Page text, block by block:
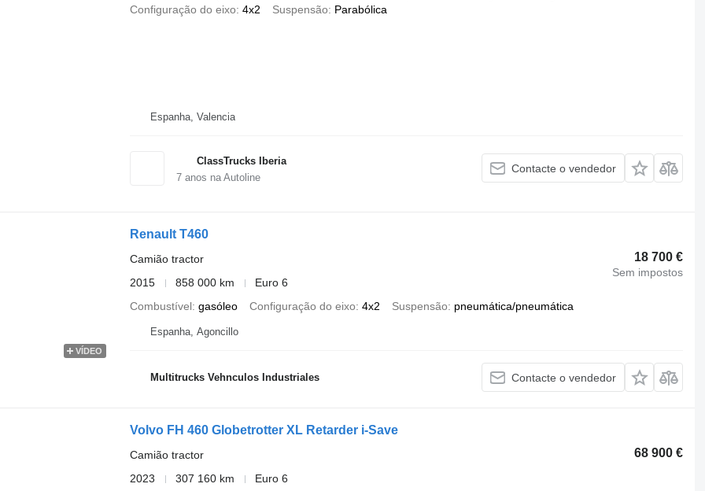
Configuração do eixo 4x2 Suspensão Parabólica
Espanha, Valencia
ClassTrucks Iberia
7anos na Autoline
Contacte o vendedor
VÍDEO
Renault T460
18 700 €
Sem impostos
Camião tractor
2015
858 000 km
Euro 6
Combustível gasóleo Configuração do eixo 4x2 Suspensão pneumática/pneumática
Espanha, Agoncillo
Multitrucks Vehnculos Industriales Contacte o vendedor
Volvo FH 460 Globetrotter XL Retarder i-Save
68 900 €
Camião tractor
2023
307 160 km
Euro 6